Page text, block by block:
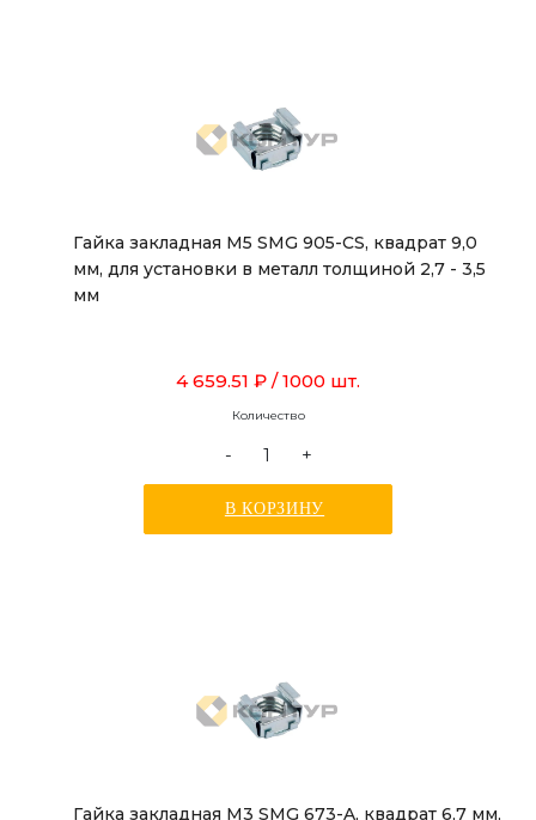
Гайка закладная М5 SMG 905-CS, квадрат 9,0
мм, для установки в металл толщиной 2,7 - 3,5
мм
4 659.51 ₽ / 1000 шт.
Количество
- +
В КОРЗИНУ
Гайка закладная М3 SMG 673-A, квадрат 6,7 мм,